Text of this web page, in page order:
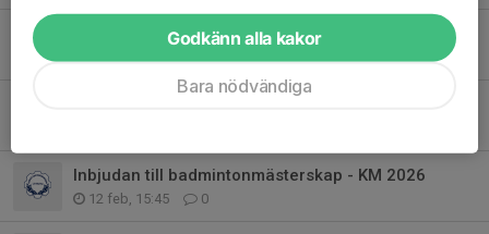
Resultat seriespel badminton
Inbjudan till badmintonmästerskap - KM 2026
12 feb, 15:45 0
Godkänn alla kakor
Bara nödvändiga